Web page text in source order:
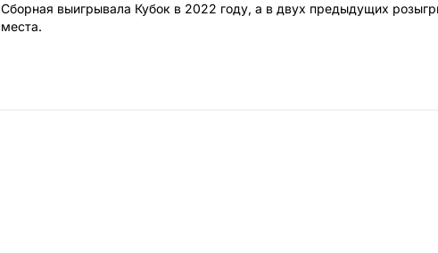
Сборная выигрывала Кубок в 2022 году, а в двух предыдущих
места.